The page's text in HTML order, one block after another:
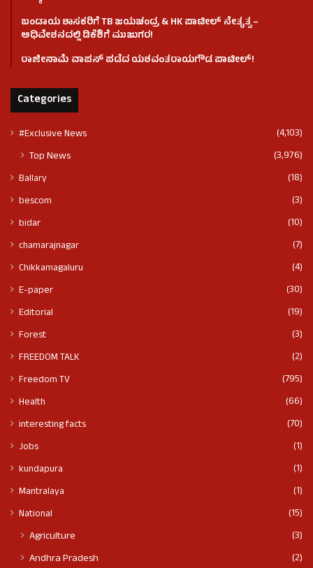
ಬಂಡಾಯ ಶಾಸಕರಿಗೆ TB ಜಯಚಂದ್ರ & HK ಪಾಟೀಲ್ ನೇತೃತ್ವ –
ಅಧಿವೇಶನದಲ್ಲಿ ಡಿಕೆಶಿಗೆ ಮುಜುಗರ!
ರಾಜೀನಾಮೆ ವಾಪಸ್ ಪಡೆದ ಯಶವಂತರಾಯಗೌಡ ಪಾಟೀಲ್‌!
Categories
#Exclusive News (4,103)
Top News (3,976)
Ballary
(18)
bescom
(3)
bidar
(10)
chamarajnagar
(7)
Chikkamagaluru
(4)
E-paper
(30)
Editorial
(19)
Forest
(3)
FREEDOM TALK
(2)
Freedom TV
(795)
Health
(66)
interesting facts
(70)
Jobs
(1)
kundapura
(1)
Mantralaya
(1)
National
(15)
Agriculture
(3)
Andhra Pradesh
(2)